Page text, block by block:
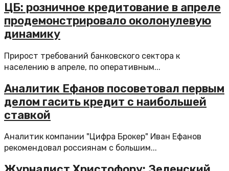
ЦБ: розничное кредитование в апреле
продемонстрировало околонулевую
динамику
Прирост требований банковского сектора к
населению в апреле, по оперативным...
Аналитик Ефанов посоветовал первым
делом гасить кредит с наибольшей
ставкой
Аналитик компании "Цифра Брокер" Иван Ефанов
рекомендовал россиянам с большим...